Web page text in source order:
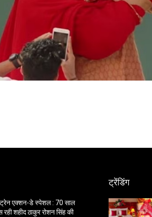
ट्रेन एक्शन-डे स्पेशल : 70 साल
शहीद ठाकुर रोशन सिंह की
ट्रेंडिंग